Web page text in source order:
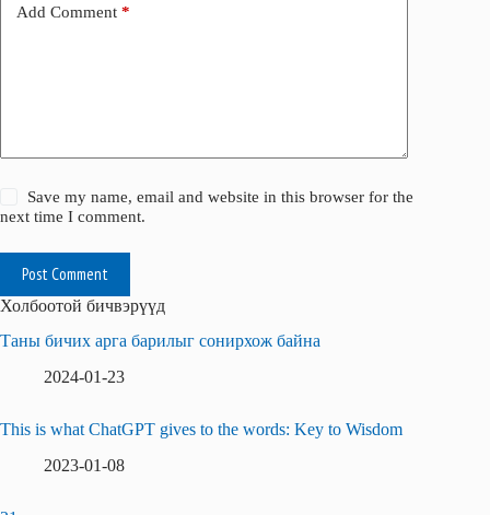
Add Comment *
Save my name, email and website in this browser for the
next time I comment.
Post Comment
Холбоотой бичвэрүүд
Таны бичих арга барилыг сонирхож байна
2024-01-23
This is what ChatGPT gives to the words: Key to Wisdom
2023-01-08